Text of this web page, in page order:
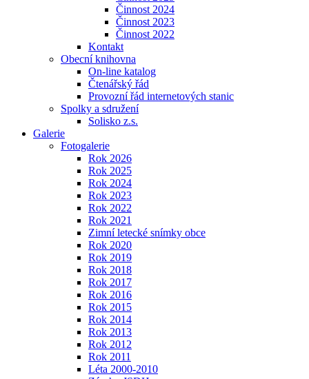
Činnost 2024
Činnost 2023
Činnost 2022
Kontakt
Obecní knihovna
On-line katalog
Čtenářský řád
Provozní řád internetových stanic
Spolky a sdružení
Solisko z.s.
Galerie
Fotogalerie
Rok 2026
Rok 2025
Rok 2024
Rok 2023
Rok 2022
Rok 2021
Zimní letecké snímky obce
Rok 2020
Rok 2019
Rok 2018
Rok 2017
Rok 2016
Rok 2015
Rok 2014
Rok 2013
Rok 2012
Rok 2011
Léta 2000-2010